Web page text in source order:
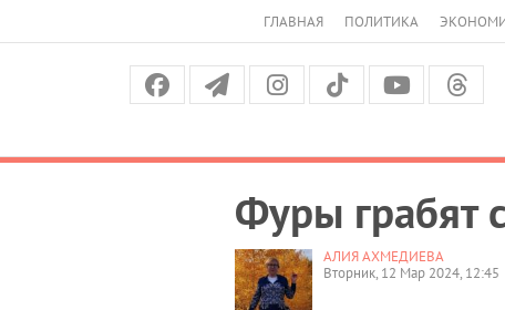
ГЛАВНАЯ ПОЛИТИКА
Фуры грабят
АЛИЯ АХМЕДИЕВА
Вторник, 12 Мар 2024, 12:45